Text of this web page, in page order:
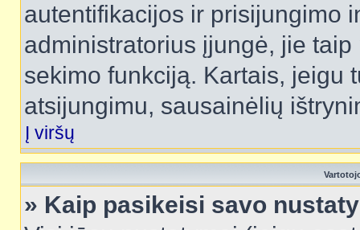
autentifikacijos ir prisijungimo
administratorius įjungė, jie
sekimo funkciją. Kartais, jeigu
atsijungimu, sausainėlių
Į viršų
» Kaip pasikeisi savo